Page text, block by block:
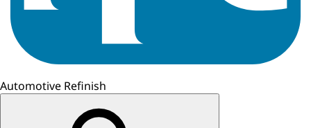
Automotive Refinish